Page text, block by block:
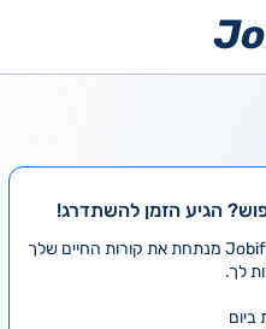
הגיע הזמן להשתדרג!
במקום לעבור לבד על אלפי מודעות, Jobify מנתחת את קורות החיים שלך
לך.